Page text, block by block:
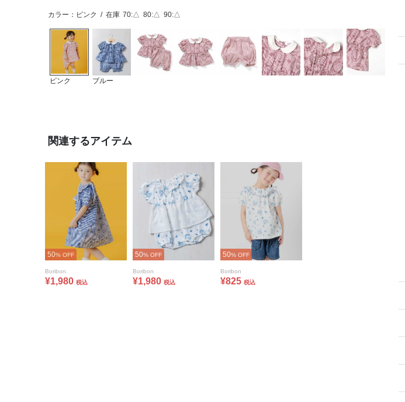
カラー：ピンク / 在庫 70:△ 80:△ 90:△
ピンク ブルー
関連するアイテム
50% OFF
Boribon
¥1,980 税込
50% OFF
Boribon
¥1,980 税込
50% OFF
Boribon
¥825 税込